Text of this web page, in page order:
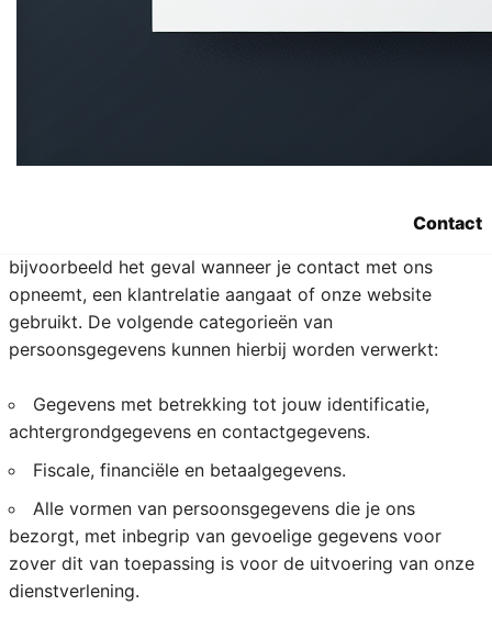
Contact
4. Welke
je onze diensten aan te bieden. We respecteren hierbij
bijvoorbeeld het geval wanneer je contact met ons
opneemt, een klantrelatie aangaat of onze website
gebruikt. De volgende categorieën van
persoonsgegevens kunnen hierbij worden verwerkt:
Gegevens met betrekking tot jouw identificatie,
achtergrondgegevens en contactgegevens.
Fiscale, financiële en betaalgegevens.
Alle vormen van persoonsgegevens die je ons
bezorgt, met inbegrip van gevoelige gegevens voor
zover dit van toepassing is voor de uitvoering van onze
dienstverlening.